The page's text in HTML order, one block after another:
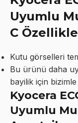
Uyumlu
C
Kutu görselleri
Bu ürünü daha
bayilik için
Kyocera
Uyumlu